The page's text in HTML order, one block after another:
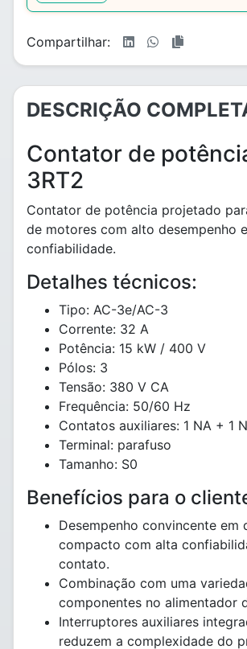
Compartilhar:
DESCRIÇÃO
Contator de
3RT2
Contator de potência projetado
de motores com alto desempenho e
confiabilidade.
Detalhes técnicos:
Tipo: AC-3e/AC-3
Corrente: 32 A
Potência: 15 kW / 400 V
Pólos: 3
Tensão: 380 V CA
Frequência: 50/60 Hz
Contatos auxiliares: 1 NA + 1
Terminal: parafuso
Tamanho: S0
Benefícios para o
Desempenho convincente em
compacto com alta
contato.
Combinação com uma
componentes no alimentador
Interruptores auxiliares
reduzem a complexidade do